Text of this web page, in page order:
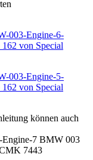
können auch